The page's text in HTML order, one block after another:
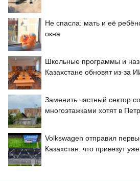
Не спасла: мать и её
окна
Школьные программы и
Казахстане обновят из-за
Заменить частный сектор
многоэтажками хотят в
Volkswagen отправил
Казахстан: что привезут